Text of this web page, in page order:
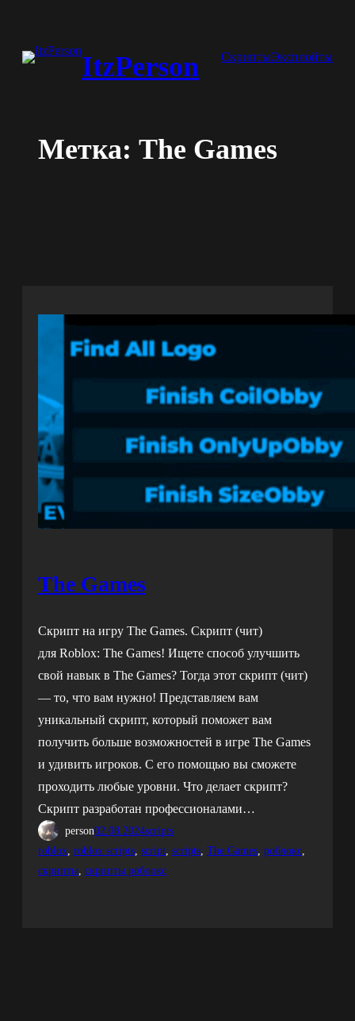
содержимомуItzPerson СкриптыЭксплойты
Метка: The Games
The Games
Скрипт на игру The Games. Скрипт (чит)
для Roblox: The Games! Ищете способ улучшить
свой навык в The Games? Тогда этот скрипт (чит)
— то, что вам нужно! Представляем вам
уникальный скрипт, который поможет вам
получить больше возможностей в игре The Games
и удивить игроков. С его помощью вы сможете
проходить любые уровни. Что делает скрипт?
Скрипт разработан профессионалами…
person02.08.2024scripts
roblox, roblox scripts, script, scripts, The Games, роблокс
скрипты, скрипты роблокс